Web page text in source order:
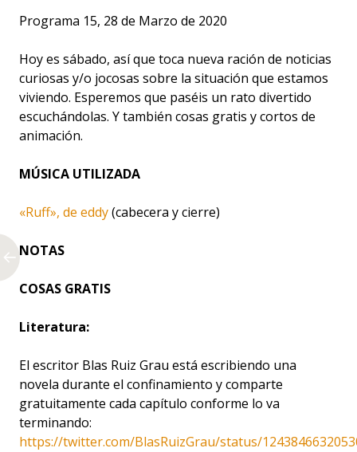
Programa 15, 28 de Marzo de 2020
Hoy es sábado, así que toca nueva ración de noticias
curiosas y/o jocosas sobre la situación que estamos
viviendo. Esperemos que paséis un rato divertido
escuchándolas. Y también cosas gratis y cortos de
animación.
MÚSICA UTILIZADA
«Ruff», de eddy(cabecera y cierre)
NOTAS
COSAS GRATIS
Literatura:
El escritor Blas Ruiz Grau está escribiendo una
novela durante el confinamiento y comparte
gratuitamente cada capítulo conforme lo va
terminando:
https://twitter.com/BlasRuizGrau/status/